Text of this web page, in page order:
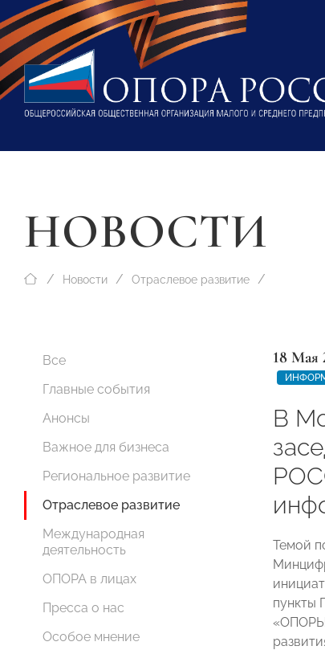
НОВОСТИ
Новости Отраслевое развитие
Все
Главные события
Анонсы
Важное для бизнеса
Региональное развитие
Отраслевое развитие
Международная
деятельность
ОПОРА в лицах
Пресса о нас
Особое мнение
18 Мая
В
Темой
пункты
«ОПОРЫ